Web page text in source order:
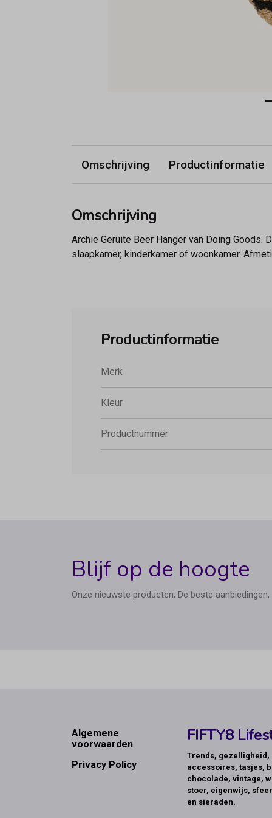
Omschrijving Productinformatie
Omschrijving
Archie Geruite Beer Hanger van Doing
slaapkamer, kinderkamer of woonkamer.
Productinformatie
Merk
Kleur
Productnummer
Blijf op de hoogte
Onze nieuwste producten, De beste
Footer
Algemene
voorwaarden
Privacy Policy
FIFTY8
Trends, gezelligheid,
accessoires, tasjes,
chocolade, vintage,
stoer, eigenwijs,
en sieraden.